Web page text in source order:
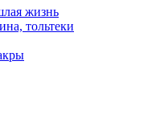
жизнь
тольтеки